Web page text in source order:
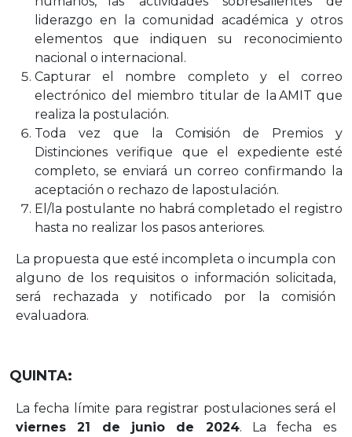
liderazgo en la comunidad académica y otros
elementos
que indiquen su
reconocimiento
nacional o internacional.
Capturar el nombre completo y el correo
electrónico del miembro titular de la AMIT que
realiza la postulación.
Toda
vez que la Comisión de Premios
y
Distinciones
verifique que el expediente esté
completo, se enviará un correo confirmando la
aceptación o rechazo de lapostulación.
El/la postulante no habrá completado el registro
hasta no realizar los pasos anteriores.
La propuesta que esté incompleta o incumpla con
alguno de los requisitos o información solicitada,
será
rechazada y notificado por la
comisión
evaluadora.
QUINTA:
La fecha límite para registrar postulaciones será el
viernes 21 de junio de 2024. La
fecha es